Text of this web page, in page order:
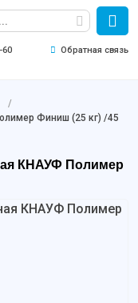
60 Обратная связь
Финиш (25 кг) /45
КНАУФ Полимер